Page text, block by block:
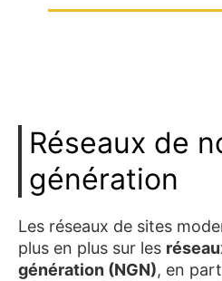
Réseaux de
génération
Les réseaux de sites
plus en plus sur les
génération (NGN), en